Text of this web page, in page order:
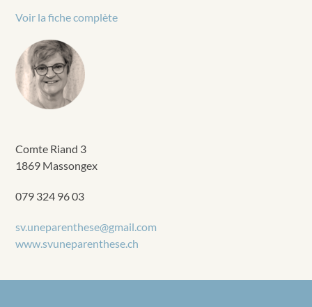
Voir la fiche complète
Comte Riand 3
1869 Massongex
079 324 96 03
sv.uneparenthese@gmail.com
www.svuneparenthese.ch